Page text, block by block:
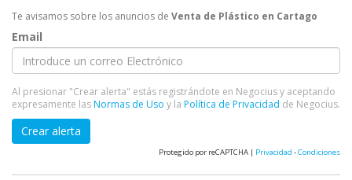
Te avisamos sobre los anuncios de Venta de Plástico en Cartago
Email
Al presionar "Crear alerta" estás registrándote en Negocius y aceptando
expresamente lasNormas de Uso y la Política de Privacidad de Negocius.
Crear alerta
Protegido por reCAPTCHA | Privacidad -Condiciones